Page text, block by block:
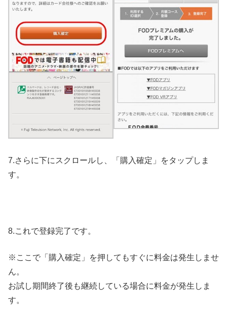
7.さらに下にスクロールし、「購入確定」をタップしま
す。
8.これで登録完了です。
※ここで「購入確定」を押してもすぐに料金は発生しませ
ん。
お試し期間終了後も継続している場合に料金が発生しま
す。